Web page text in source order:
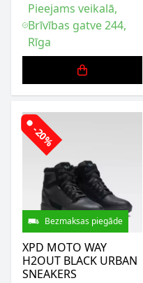
Pieejams veikalā,
Brīvības gatve 244,
Rīga
-20%
Bezmaksas piegāde
XPD MOTO WAY
H2OUT BLACK URBAN
SNEAKERS